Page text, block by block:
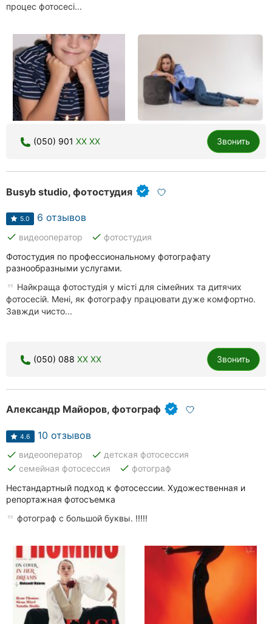
процес фотосесі...
(050) 901 XX XX Звонить
Busyb studio, фотостудия
5.0 6 отзывов
done видеооператор done фотостудия
Фотостудия по профессиональному фотографату
разнообразными услугами.
Найкраща фотостудія у місті для сімейних та дитячих
фотосесій. Мені, як фотографу працювати дуже комфортно.
Завжди чисто...
(050) 088 XX XX Звонить
Александр Майоров, фотограф
4.6 10 отзывов
done видеооператор done детская фотосессия
done семейная фотосессия done фотограф
Нестандартный подход к фотосессии. Художественная и
репортажная фотосъемка
фотограф с большой буквы. !!!!!